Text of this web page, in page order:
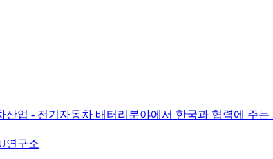
산업 - 전기자동차 배터리분야에서 한국과 협력에 주는
연구소